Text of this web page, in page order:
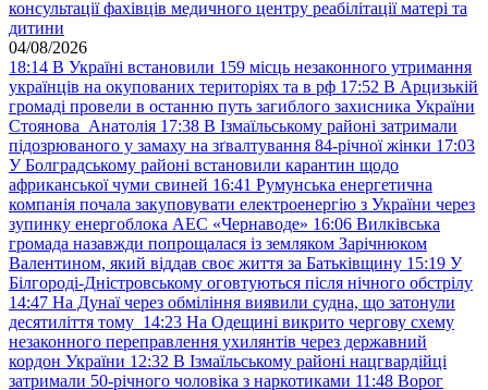
консультації фахівців медичного центру реабілітації матері та
дитини
04/08/2026
18:14 В Україні встановили 159 місць незаконного утримання
українців на окупованих територіях та в рф 17:52 В Арцизькій
громаді провели в останню путь загиблого захисника України
Стоянова Анатолія 17:38 В Ізмаїльському районі затримали
підозрюваного у замаху на зґвалтування 84-річної жінки 17:03
У Болградському районі встановили карантин щодо
африканської чуми свиней 16:41 Румунська енергетична
компанія почала закуповувати електроенергію з України через
зупинку енергоблока АЕС «Чернаводе» 16:06 Вилківська
громада назавжди попрощалася із земляком Зарічнюком
Валентином, який віддав своє життя за Батьківщину 15:19 У
Білгороді-Дністровському оговтуються після нічного обстрілу
14:47 На Дунаї через обміління виявили судна, що затонули
десятиліття тому 14:23 На Одещині викрито чергову схему
незаконного переправлення ухилянтів через державний
кордон України 12:32 В Ізмаїльському районі нацгвардійці
затримали 50-річного чоловіка з наркотиками 11:48 Ворог